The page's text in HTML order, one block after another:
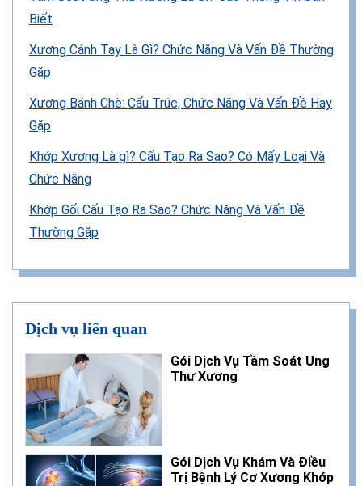
Biết
Xương Cánh Tay Là Gì? Chức Năng Và Vấn Đề Thường
Gặp
Xương Bánh Chè: Cấu Trúc, Chức Năng Và Vấn Đề Hay
Gặp
Khớp Xương Là gì? Cấu Tạo Ra Sao? Có Mấy Loại Và
Chức Năng
Khớp Gối Cấu Tạo Ra Sao? Chức Năng Và Vấn Đề
Thường Gặp
Dịch vụ liên quan
Gói Dịch Vụ Tầm Soát Ung
Thư Xương
Gói Dịch Vụ Khám Và Điều
Trị Bệnh Lý Cơ Xương Khớp